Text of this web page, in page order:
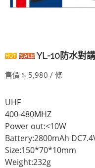
YL-10防水對
售價 $ 5,980 / 條
UHF
400-480MHZ
Power out:<10W
Battery:2800mAh
Size:150*70*10mm
Weight:232g